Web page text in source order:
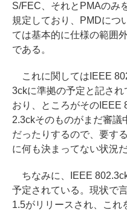
S/FEC、それとPMAのみ
規定しており、PMDにつ
ては基本的に仕様の範囲
である。
これに関してはIEEE
3ckに準拠の予定と記され
おり、ところがそのIEEE
2.3ckそのものがまだ審議
だったりするので、要する
に何も決まってない状況だ
ちなみに、IEEE
予定されている。現状で
1.5がリリースされ、これ